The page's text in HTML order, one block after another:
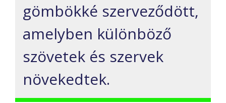
gömbökké szerveződött,
amelyben különböző
szövetek és szervek
növekedtek.